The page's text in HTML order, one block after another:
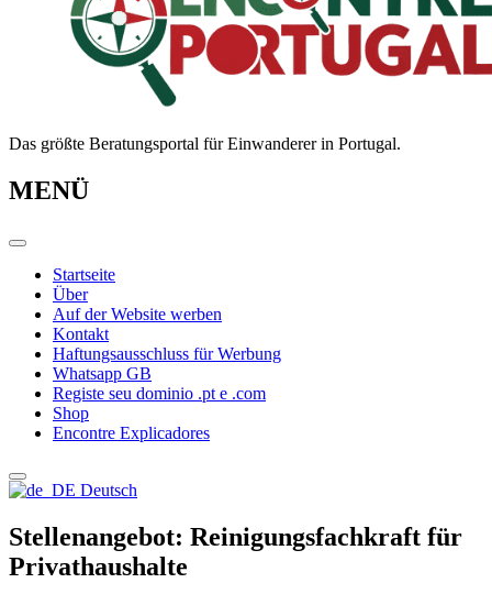
Das größte Beratungsportal für Einwanderer in Portugal.
MENÜ
Startseite
Über
Auf der Website werben
Kontakt
Haftungsausschluss für Werbung
Whatsapp GB
Registe seu dominio .pt e .com
Shop
Encontre Explicadores
Deutsch
Stellenangebot: Reinigungsfachkraft für
Privathaushalte